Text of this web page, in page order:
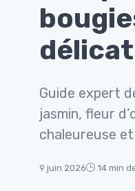
Guide expert
jasmin, fleur
chaleureuse
9 juin 2026 14 min